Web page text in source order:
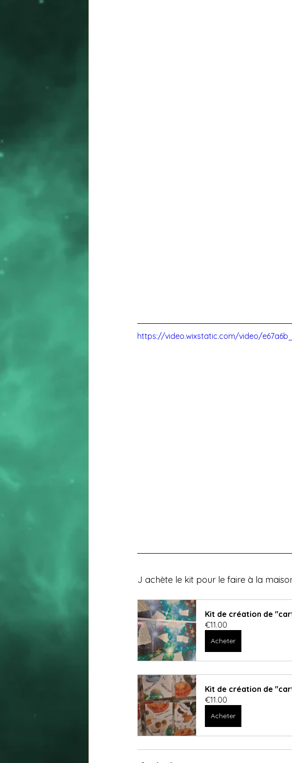
https://video.wixstatic.com/video/
J achète le kit pour le faire à la
Kit de création de
€11.00
Acheter
Kit de création de
€11.00
Acheter